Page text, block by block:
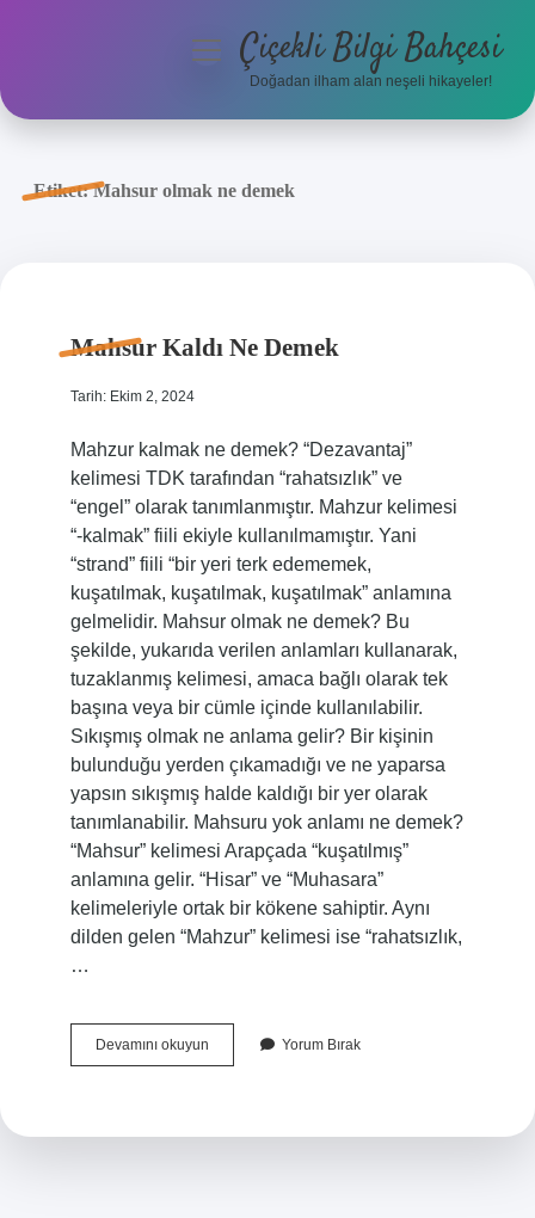
Anasayfa
menüyüÇiçekli Bilgi Bahçesi
Doğadan ilham alan neşeli hikayeler!
Etiket:Mahsur olmak ne demek
Mahsur Kaldı Ne Demek
Tarih: Ekim 2, 2024
Mahzur kalmak ne demek? “Dezavantaj”
kelimesi TDK tarafından “rahatsızlık” ve
“engel” olarak tanımlanmıştır. Mahzur kelimesi
“-kalmak” fiili ekiyle kullanılmamıştır. Yani
“strand” fiili “bir yeri terk edememek,
kuşatılmak, kuşatılmak, kuşatılmak” anlamına
gelmelidir. Mahsur olmak ne demek? Bu
şekilde, yukarıda verilen anlamları kullanarak,
tuzaklanmış kelimesi, amaca bağlı olarak tek
başına veya bir cümle içinde kullanılabilir.
Sıkışmış olmak ne anlama gelir? Bir kişinin
bulunduğu yerden çıkamadığı ve ne yaparsa
yapsın sıkışmış halde kaldığı bir yer olarak
tanımlanabilir. Mahsuru yok anlamı ne demek?
“Mahsur” kelimesi Arapçada “kuşatılmış”
anlamına gelir. “Hisar” ve “Muhasara”
kelimeleriyle ortak bir kökene sahiptir. Aynı
dilden gelen “Mahzur” kelimesi ise “rahatsızlık,
…
Devamını okuyunMahsur
Kaldı
Yorum Bırak